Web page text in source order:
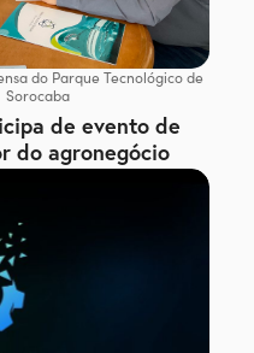
do Parque Tecnológico de
Sorocaba
de evento de
do agronegócio